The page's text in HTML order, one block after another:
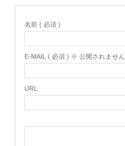
名前 ( 必須 )
E-MAIL ( 必須 ) ※ 公開されません
URL